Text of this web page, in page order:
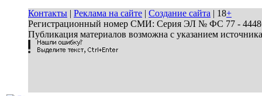
Контакты | Реклама на сайте | Создание сайта | 18+
Регистрационный номер СМИ: Серия ЭЛ № ФС 77 - 44486
Публикация материалов возможна с указанием